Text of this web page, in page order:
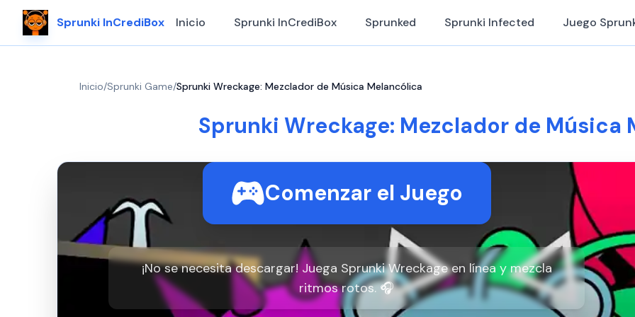
Sprunki InCrediBox Inicio Sprunki InCrediBox Sprunked Sprunki Infected Juego
Inicio/Sprunki Game/Sprunki Wreckage: Mezclador de Música Melancólica
Sprunki Wreckage: Mezclador de Música
Comenzar el Juego
¡No se necesita descargar! Juega Sprunki Wreckage en línea y mezcla
ritmos rotos. 🎧